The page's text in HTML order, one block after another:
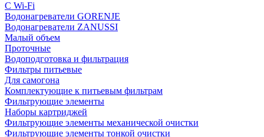
С Wi-Fi
Водонагреватели GORENJE
Водонагреватели ZANUSSI
Малый объем
Проточные
Водоподготовка и фильтрация
Фильтры питьевые
Для самогона
Комплектующие к питьевым фильтрам
Фильтрующие элементы
Наборы картриджей
Фильтрующие элементы механической очистки
Фильтрующие элементы тонкой очистки